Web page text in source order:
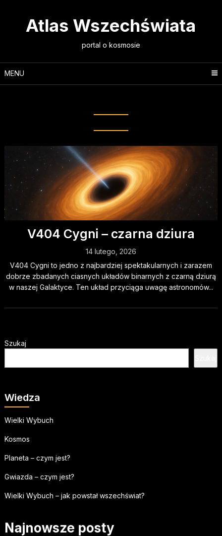
Atlas Wszechświata
portal o kosmosie
MENU
V404 Cygni – czarna dziura
14 lutego, 2026
V404 Cygni to jedno z najbardziej spektakularnych i zarazem
dobrze zbadanych ciasnych układów binarnych z czarną dziurą
w naszej Galaktyce. Ten układ przyciąga uwagę astronomów...
Szukaj
Wiedza
Wielki Wybuch
Kosmos
Planeta – czym jest?
Gwiazda – czym jest?
Wielki Wybuch – jak powstał wszechświat?
Najnowsze posty